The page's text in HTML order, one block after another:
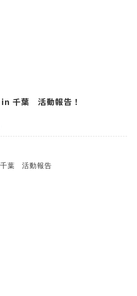
千葉 活動報告！